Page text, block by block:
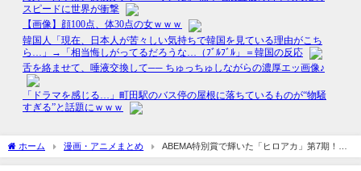
ホーム 漫画・アニメまとめ
ABEMA特別賞で輝いた「ヒロアカ」第7期！日
本アニメトレンド大賞2024を振り返る